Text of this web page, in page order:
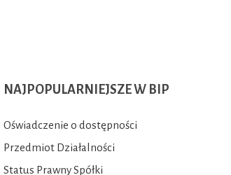
NAJPOPULARNIEJSZEW BIP
Oświadczenie o dostępności
Przedmiot Działalności
Status Prawny Spółki